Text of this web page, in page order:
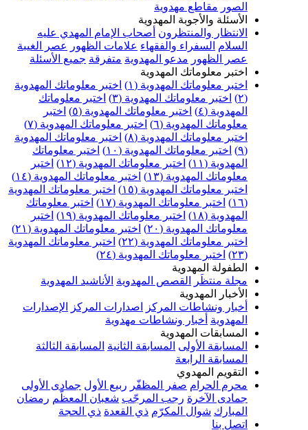
مقاطع مهدوية
والأجوبة المهدوية
والمنتظرون أصحاب الإمام المهدي عليه
السفراء والفقهاء علامات الظهور عصر الغيبة
مدعو المهدوية متفرقة جميع الأسئلة
معلوماتك المهدوية
معلوماتك المهدوية (١)
اختبر معلوماتك المهدوية
اختبر معلوماتك المهدوية (٣)
اختبر معلوماتك
اختبر معلوماتك المهدوية (٥)
اختبر
المهدوية (٦)
اختبر معلوماتك المهدوية (٧)
معلوماتك المهدوية (٨)
اختبر معلوماتك المهدوية
اختبر معلوماتك المهدوية (١٠)
اختبر معلوماتك
اختبر معلوماتك المهدوية (١٢)
اختبر
المهدوية (١٣)
اختبر معلوماتك المهدوية (١٤)
معلوماتك المهدوية (١٥)
اختبر معلوماتك المهدوية
اختبر معلوماتك المهدوية (١٧)
اختبر معلوماتك
اختبر معلوماتك المهدوية (١٩)
اختبر
المهدوية (٢٠)
اختبر معلوماتك المهدوية (٢١)
معلوماتك المهدوية (٢٢)
اختبر معلوماتك المهدوية
اختبر معلوماتك المهدوية (٢٤)
المهدوية
منتظَر
القصص المهدوية الأناشيد المهدوية
المهدوية
ونشاطات المركز اصدارات المركز الإصدارات
أخبار ونشاطات مهدوية
المهدوية
الأولى المسابقة الثانية المسابقة الثالثة
الرابعة
المهدوي
الحرام
صفر المظفّر ربيع الأول جمادى الأولى
رجب المرجّب شعبان المعظّم رمضان
شوال المكرّم ذي القعدة ذي الحجة